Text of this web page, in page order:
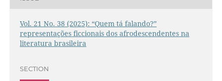
Vol. 21 No. 38 (2025): “Quem tá falando?”
representações ficcionais dos afrodescendentes na
literatura brasileira
SECTION